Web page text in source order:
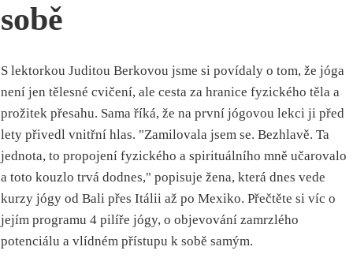
sobě
S lektorkou Juditou Berkovou jsme si povídaly o tom, že jóga
není jen tělesné cvičení, ale cesta za hranice fyzického těla a
prožitek přesahu. Sama říká, že na první jógovou lekci ji před
lety přivedl vnitřní hlas. "Zamilovala jsem se. Bezhlavě. Ta
jednota, to propojení fyzického a spirituálního mně učarovalo
a toto kouzlo trvá dodnes," popisuje žena, která dnes vede
kurzy jógy od Bali přes Itálii až po Mexiko. Přečtěte si víc o
jejím programu 4 pilíře jógy, o objevování zamrzlého
potenciálu a vlídném přístupu k sobě samým.